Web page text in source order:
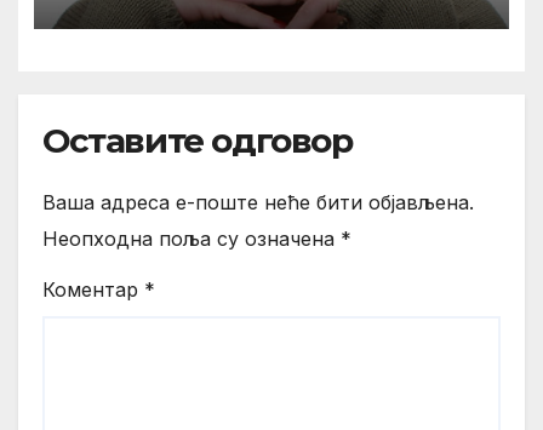
Оставите одговор
Ваша адреса е-поште неће бити објављена.
Неопходна поља су означена *
Коментар *